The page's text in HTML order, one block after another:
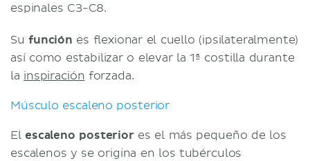
espinales C3-C8.
Sufunción es flexionar el cuello (ipsilateralmente)
así como estabilizar o elevar la 1ª costilla durante
la inspiración forzada.
Músculo escaleno posterior
Elescaleno posteriores el más pequeño de los
escalenos y se origina en los tubérculos